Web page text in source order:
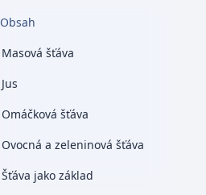
Obsah
Masová šťáva
Jus
Omáčková šťáva
Ovocná a zeleninová šťáva
Šťáva jako základ